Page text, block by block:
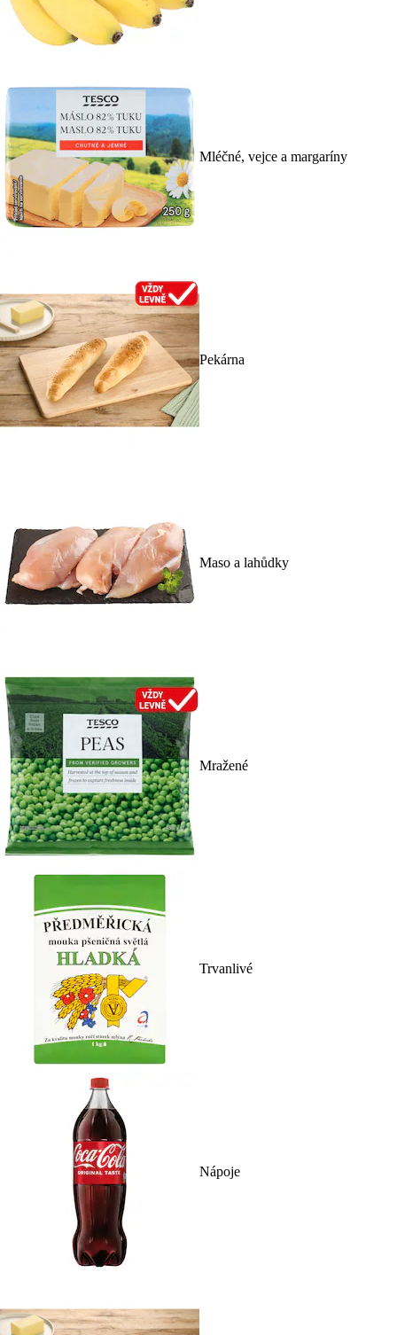
Mléčné, vejce a margaríny
Pekárna
Maso a lahůdky
Mražené
Trvanlivé
Nápoje